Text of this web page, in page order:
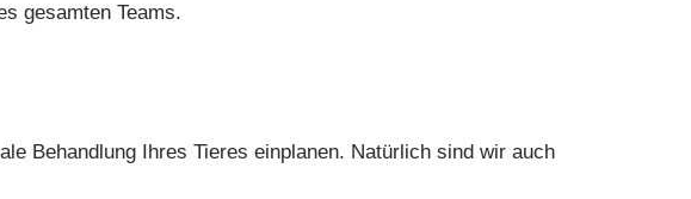
gesamten Teams.
Behandlung Ihres Tieres einplanen. Natürlich sind wir auch